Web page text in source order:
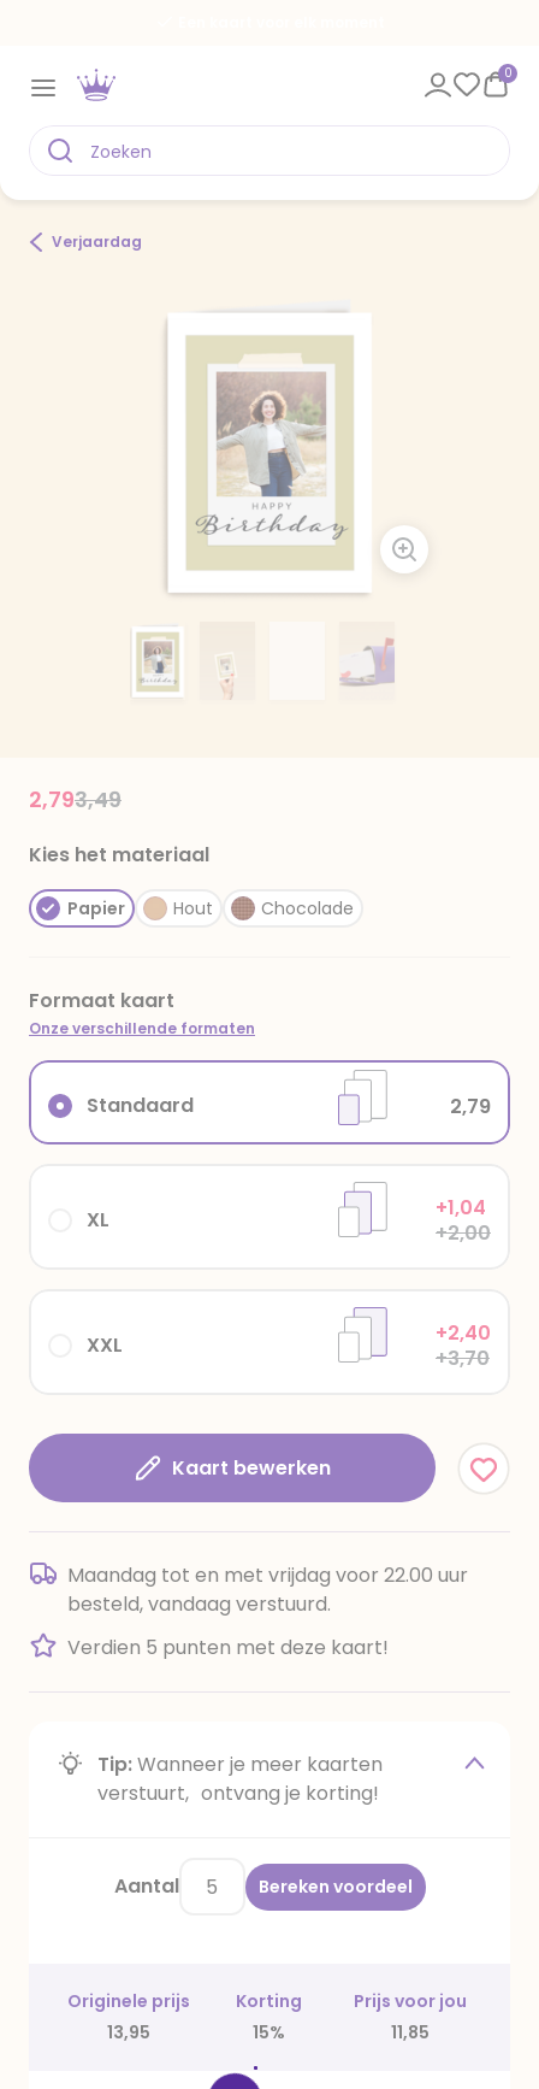
0
Verjaardag
Price reduced from
3,49to
2,79
Kies het materiaal
Papier Hout Chocolade
Formaat kaart
Onze verschillende formaten
XXL
+2,40
+3,70
XL
+1,04
+2,00
Standaard 2,79
Kaart bewerken
Maandag tot en met vrijdag voor 22.00 uur
besteld, vandaag verstuurd.
Verdien 5 punten met deze kaart!
Tip:Wanneer je meer kaarten
verstuurt, ontvang je korting!
Aantal Bereken voordeel
Originele prijs Korting
Prijs voor jou
13,95
15% 11,85